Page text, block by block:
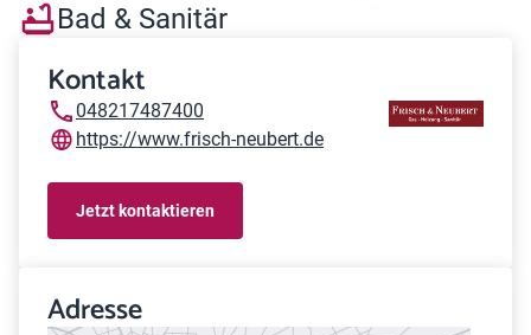
Bad & Sanitär
Kontakt
048217487400
https://www.frisch-neubert.de
Jetzt kontaktieren
Adresse